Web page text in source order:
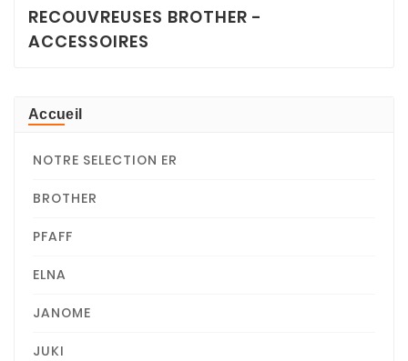
RECOUVREUSES BROTHER -
ACCESSOIRES
Accueil
NOTRE SELECTION ER
BROTHER
PFAFF
ELNA
JANOME
JUKI